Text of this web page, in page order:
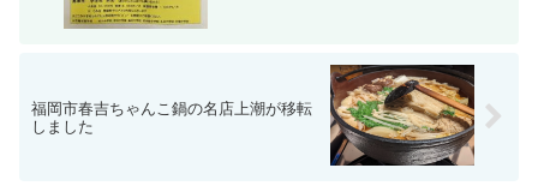
福岡市春吉ちゃんこ鍋の名店上潮が移転
しました